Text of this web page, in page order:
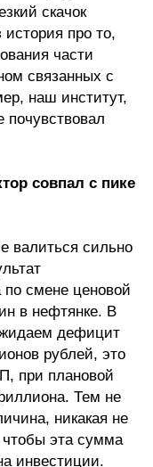
скачок
про то,
части
связанных с
наш институт,
почувствовал
совпал с пике
валиться сильно
смене ценовой
в нефтянке. В
дефицит
рублей, это
при плановой
Тем не
никакая не
чтобы эта сумма
инвестиции.